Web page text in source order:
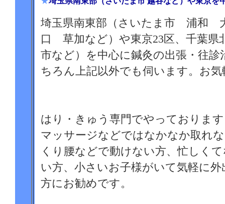
埼玉県南東部（さいたま市 浦
口 草加など）や東京23区、千葉県
市など）を中心に鍼灸の出張・往
ちろん上記以外でも伺います。お
はり・きゅう専門でやっておりま
マッサージなどではなかなか取れ
くり腰などで動けない方、忙しく
い方、小さいお子様がいて気軽に
方にお勧めです。